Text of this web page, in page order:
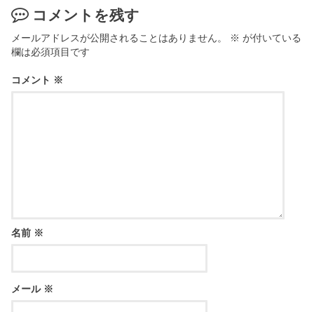
コメントを残す
メールアドレスが公開されることはありません。 ※ が付いている
欄は必須項目です
コメント ※
名前 ※
メール ※